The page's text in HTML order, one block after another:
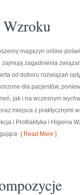
magazyn online
zagadnienia
od doboru rozwiązań
dla pacjentów,
jak i na wczesnym
miejsca z praktycznymi
i Profilaktyka i Higiena
[ Read More ]